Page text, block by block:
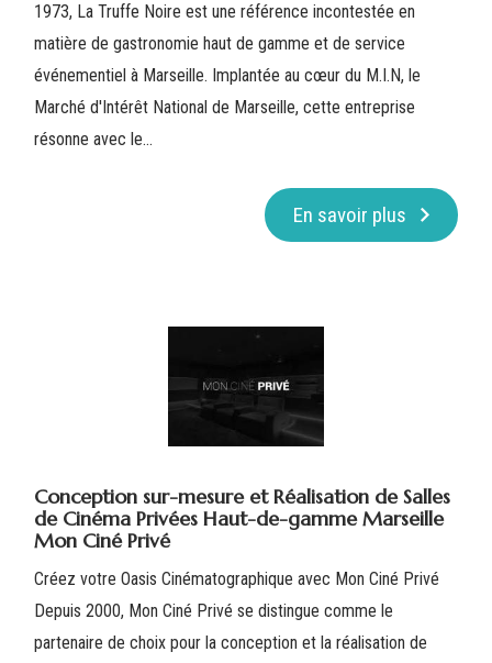
1973, La Truffe Noire est une référence incontestée en
matière de gastronomie haut de gamme et de service
événementiel à Marseille. Implantée au cœur du M.I.N, le
Marché d'Intérêt National de Marseille, cette entreprise
résonne avec le...
En savoir plus
Conception sur-mesure et Réalisation de Salles
de Cinéma Privées Haut-de-gamme Marseille
Mon Ciné Privé
Créez votre Oasis Cinématographique avec Mon Ciné Privé
Depuis 2000, Mon Ciné Privé se distingue comme le
partenaire de choix pour la conception et la réalisation de